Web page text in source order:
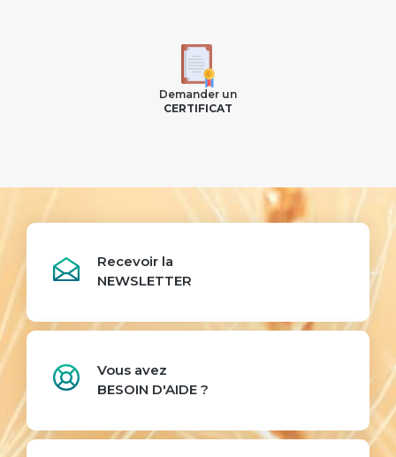
Demander un
CERTIFICAT
Recevoir la
NEWSLETTER
Vous avez
BESOIN D'AIDE ?